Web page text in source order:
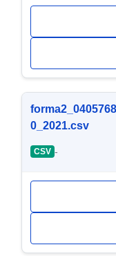
0_2021.csv
CSV -